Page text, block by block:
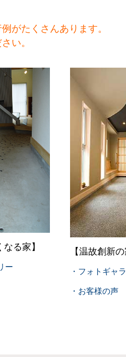
がたくさんあります。
い。
なる家】
ー
【温故創新の
・フォトギャ
・お客様の声